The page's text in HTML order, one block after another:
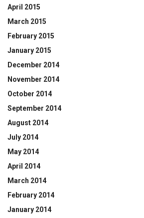
April 2015
March 2015
February 2015
January 2015
December 2014
November 2014
October 2014
September 2014
August 2014
July 2014
May 2014
April 2014
March 2014
February 2014
January 2014